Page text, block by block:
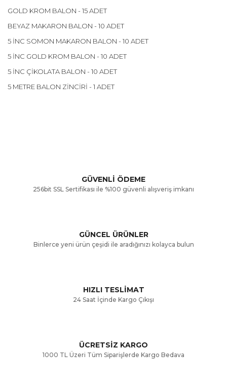
GOLD KROM BALON - 15 ADET
BEYAZ MAKARON BALON - 10 ADET
5 İNC SOMON MAKARON BALON - 10 ADET
5 İNC GOLD KROM BALON - 10 ADET
5 İNC ÇİKOLATA BALON - 10 ADET
5 METRE BALON ZİNCİRİ - 1 ADET
Ürün resmi kalitesiz, bozuk veya görüntülenemiyor.
Ürün bilgilerinde hatalar bulunuyor.
Gönder
GÜVENLİ ÖDEME
256bit SSL Sertifikası ile %100 güvenli alışveriş imkanı
GÜNCEL ÜRÜNLER
Binlerce yeni ürün çeşidi ile aradığınızı kolayca bulun
HIZLI TESLİMAT
24 Saat İçinde Kargo Çıkışı
ÜCRETSİZ KARGO
1000 TL Üzeri Tüm Siparişlerde Kargo Bedava